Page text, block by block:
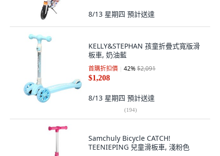
8/13 星期四 預計送達
KELLY&STEPHAN 孩童折疊式寬版滑
板車, 奶油藍
首購折扣價 42%$2,091
$1,208
8/13 星期四 預計送達
(194)
Samchuly Bicycle CATCH!
TEENIEPING 兒童滑板車, 淺粉色